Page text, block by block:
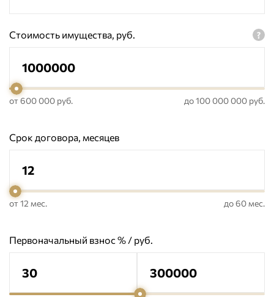
Стоимость имущества, руб.
от 600 000 руб. до 100 000 000 руб.
Срок договора, месяцев
от 12 мес. до 60 мес.
Первоначальный взнос % / руб.